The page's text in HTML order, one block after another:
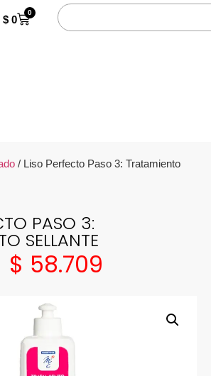
$ 0
0
/ Liso Perfecto Paso 3: Tratamiento
PASO 3:
SELLANTE
$ 58.709